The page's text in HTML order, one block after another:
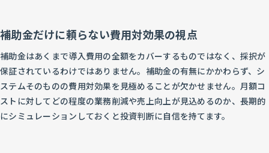
補助金だけに頼らない費用対効果の視点
補助金はあくまで導入費用の全額をカバーするものではなく、採択が
保証されているわけではありません。補助金の有無にかかわらず、シ
ステムそのものの費用対効果を見極めることが欠かせません。月額コ
ストに対してどの程度の業務削減や売上向上が見込めるのか、長期的
にシミュレーションしておくと投資判断に自信を持てます。